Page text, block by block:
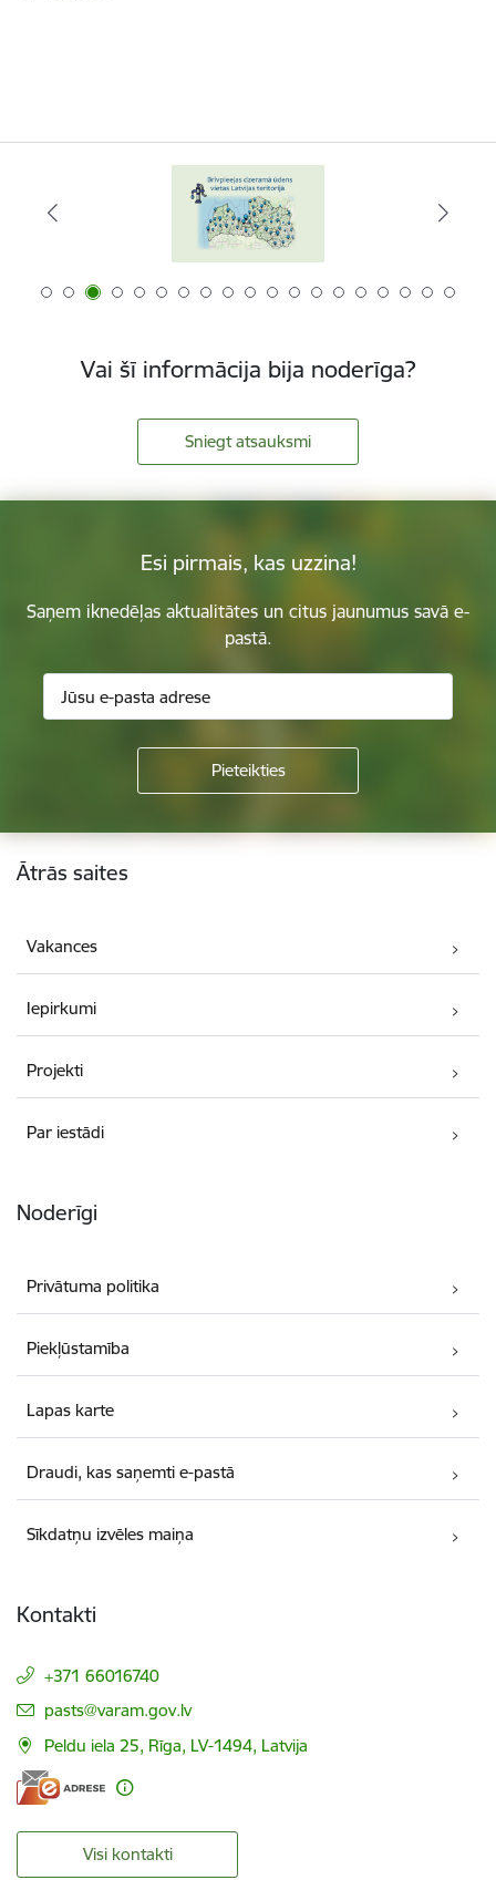
Vai šī informācija bija noderīga?
Sniegt atsauksmi
Esi pirmais, kas uzzina!
Saņem iknedēļas aktualitātes un citus jaunumus savā e-
pastā.
Kājene
Ātrās saites
Vakances
Iepirkumi
Projekti
Par iestādi
Noderīgi
Privātuma politika
Piekļūstamība
Lapas karte
Draudi, kas saņemti e-pastā
Sīkdatņu izvēles maiņa
Kontakti
+371 66016740
E-pasts:
pasts@varam.gov.lv
Peldu iela 25, Rīga, LV-1494, Latvija
Visi kontakti